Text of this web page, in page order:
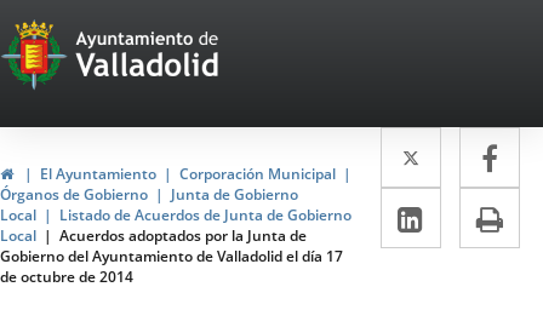
Portal
Web
del
Ayuntamiento
de
Valladolid
InicioEl Ayuntamiento
Corporación Municipal
Órganos de Gobierno
Junta de Gobierno
Local
Listado de Acuerdos de Junta de Gobierno
Local
Acuerdos adoptados por la Junta de
Gobierno del Ayuntamiento de Valladolid el día 17
de octubre de 2014
Twitter
Enlace
a
una
a
LinkedIn
Enlace
a